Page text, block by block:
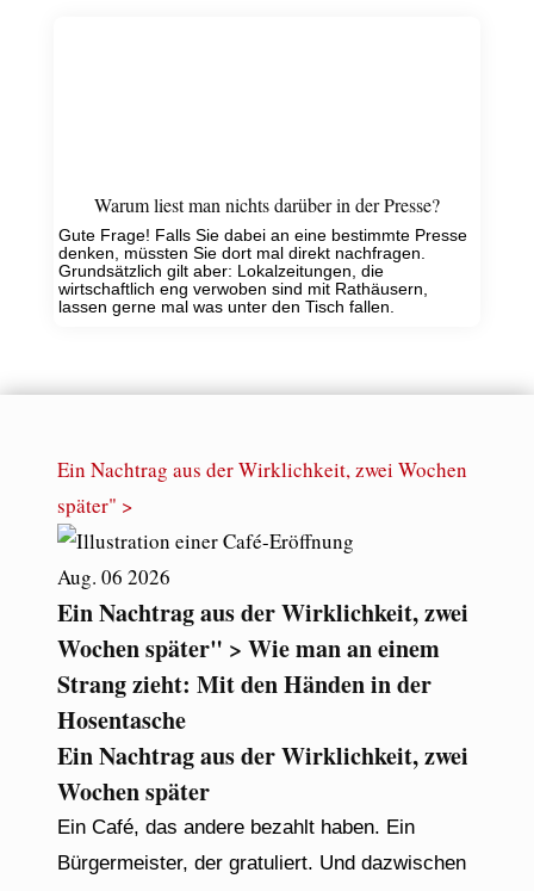
Warum liest man nichts darüber in der Presse?
Gute Frage! Falls Sie dabei an eine bestimmte Presse
denken, müssten Sie dort mal direkt nachfragen.
Grundsätzlich gilt aber: Lokalzeitungen, die
wirtschaftlich eng verwoben sind mit Rathäusern,
lassen gerne mal was unter den Tisch fallen.
Ein Nachtrag aus der Wirklichkeit, zwei Wochen
später" >
Aug. 06 2026
Ein Nachtrag aus der Wirklichkeit, zwei
Wochen später" > Wie man an einem
Strang zieht: Mit den Händen in der
Hosentasche
Ein Nachtrag aus der Wirklichkeit, zwei
Wochen später
Ein Café, das andere bezahlt haben. Ein
Bürgermeister, der gratuliert. Und dazwischen